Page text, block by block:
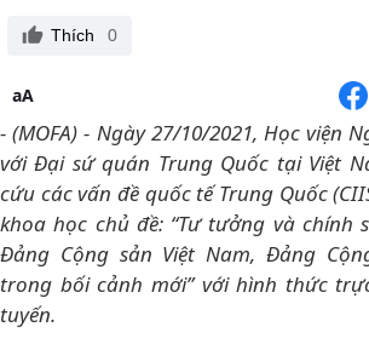
Thích 0
aA
- (MOFA) - Ngày 27/10/2021, Học viện
với Đại sứ quán Trung Quốc tại Việt
cứu các vấn đề quốc tế Trung Quốc
khoa học chủ đề: “Tư tưởng và chính
Đảng Cộng sản Việt Nam, Đảng
trong bối cảnh mới” với hình thức
tuyến.